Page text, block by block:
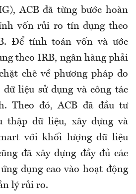
ACB đã từng bước hoàn
vốn rủi ro tín dụng theo
Để tính toán vốn và ước
theo IRB, ngân hàng phải
chẽ về phương pháp đo
liệu sử dụng và công tác
Theo đó, ACB đã đầu tư
thập dữ liệu, xây dựng và
với khối lượng dữ liệu
đã xây dựng đầy đủ các
dụng cao vào hoạt động
lý rủi ro.